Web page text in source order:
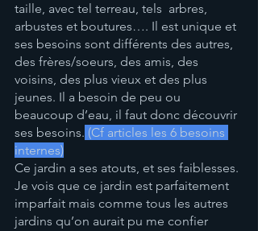
taille, avec tel terreau, tels  arbres,
arbustes et boutures…. Il est unique et
ses besoins sont différents des autres,
des frères/soeurs, des amis, des
voisins, des plus vieux et des plus
jeunes. Il a besoin de peu ou
beaucoup d’eau, il faut donc découvrir
ses besoins. (Cf articles les 6 besoins
internes)
Ce jardin a ses atouts, et ses faiblesses.
Je vois que ce jardin est parfaitement
imparfait mais comme tous les autres
jardins qu’on aurait pu me confier